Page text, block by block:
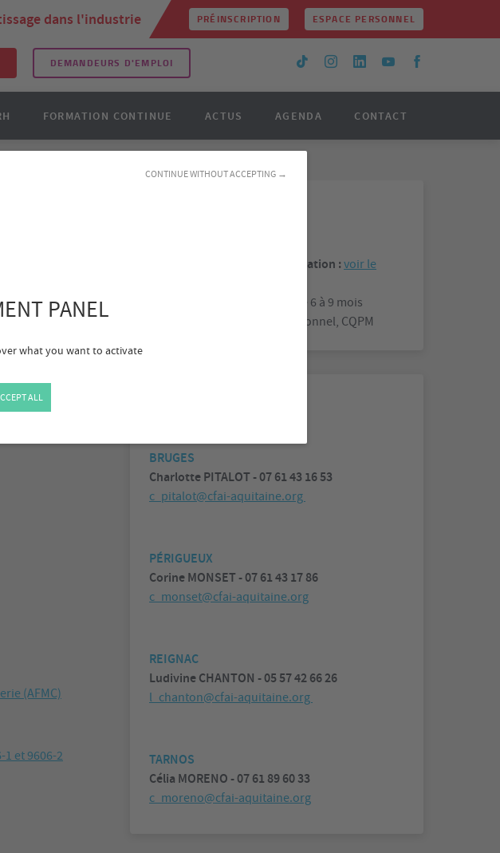
PANEL
what you want to activate
CONTINUE WITHOUT ACCEPTING →
ALL
FORMATION CONTINUE ACTUS AGENDA CONTACT
DEMANDEURS D'EMPLOI
dans l'industrie PRÉINSCRIPTION ESPACE PERSONNEL
(AFMC)
1 et 9606-2
Prochaine entrée en formation : voir le
de 6 à 9 mois
Titre professionnel, CQPM
BRUGES
Charlotte PITALOT - 07 61 43 16 53
c_pitalot@cfai-aquitaine.org
PÉRIGUEUX
Corine MONSET - 07 61 43 17 86
c_monset@cfai-aquitaine.org
REIGNAC
Ludivine CHANTON - 05 57 42 66 26
l_chanton@cfai-aquitaine.org
TARNOS
Célia MORENO - 07 61 89 60 33
c_moreno@cfai-aquitaine.org